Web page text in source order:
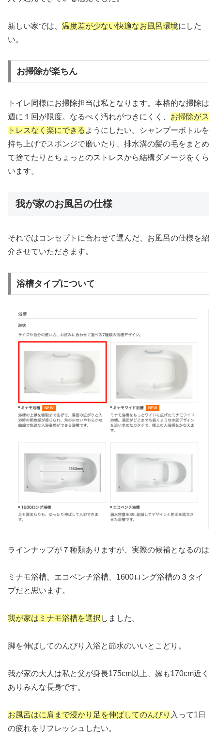
新しい家では、 温度差が少ない快適なお風呂環境にした
い。
お掃除が楽ちん
トイレ同様にお掃除担当は私となります。本格的な掃除は
週に１回が限度。なるべく汚れがつきにくく、 お掃除がス
トレスなく楽にできる ようにしたい。シャンプーボトルを
持ち上げでスポンジで磨いたり、排水溝の髪の毛をまとめ
て捨てたりとちょっとのストレスから結構ダメージをくら
います。
我が家のお風呂の仕様
それではコンセプトに合わせて選んだ、お風呂の仕様を紹
介させていただきます。
浴槽タイプについて
ラインナップが７種類ありますが、実際の候補となるのは
ミナモ浴槽、エコベンチ浴槽、1600ロング浴槽の３タイ
プだと思います。
我が家はミナモ浴槽を選択 しました。
脚を伸ばしてのんびり入浴と節水のいいとこどり。
我が家の大人は私と父が身長175cm以上、嫁も170cm近く
ありみんな長身です。
お風呂はに肩まで浸かり足を伸ばしてのんびり 入って1日
の疲れをリフレッシュしたい。